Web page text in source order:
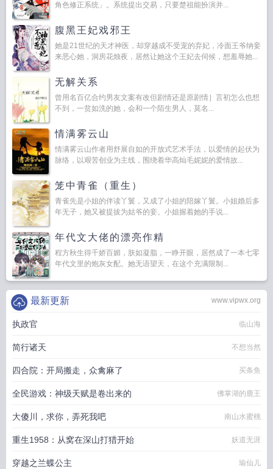
角色修正系统」。系统提出交易，只要楚祖能扮演并...
腹黑王妃戏邪王
她是21世纪的天才神医，却穿越成不受宠的弃妃，冷面王爷纳妾
来恶心她，洞房花烛夜，居然让她这个王妃去伺候，想羞辱她...
无解关系
曾用名百亿合约男友文案有改但剧情还是原剧情］言初怎么也想
不到，一贫如洗的她，会和一个陌生男人，莫名...
情满雾云山
情满雾云山作者用舒展自如的开放式艺术手法，以爱情的起伏为
脉络，以艰苦创业为主线，围绕着华高灿毛妮妮的爱情故...
笼中青雀（重生）
青雀先是小姐的伴读丫鬟，又成了小姐的陪嫁丫鬟。小姐婚后多
年无子，她又被提拔为姑爷的妾。小姐握着她的手说...
年代文大佬的漂亮作精
程方秋生得千娇百媚，肤如凝脂，一睁开眼，居然成了一本七零
年代文里的炮灰女配。她无语望天，在这个充满限制...
www.vipwx.org
最新更新
执政官 临山海
简行诸天 不想当然
四合院：开局搬走，众禽麻了 买条鱼
全民游戏：神级天赋是卷出来的 佛掌湖的鹿王
大傻川，求你，弄死我吧 南山水蜜桃
重生1958：从窝在深山打猎开始 妖道无涯
穿越之兰蝶公主 瑜仙儿